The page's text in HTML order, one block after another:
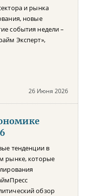
и рынка
новые
события недели –
Эксперт»,
26 Июня 2026
тенденции в
рынке, которые
обзор